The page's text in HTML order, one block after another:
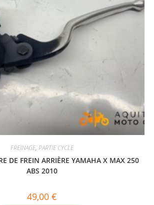
FREINAGE, PARTIE CYCLE
DE FREIN ARRIÈRE YAMAHA X MAX 250
ABS 2010
49,00 €